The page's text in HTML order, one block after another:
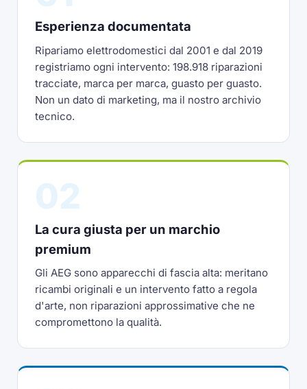
Esperienza documentata
Ripariamo elettrodomestici dal 2001 e dal 2019
registriamo ogni intervento: 198.918 riparazioni
tracciate, marca per marca, guasto per guasto.
Non un dato di marketing, ma il nostro archivio
tecnico.
La cura giusta per un marchio
premium
Gli AEG sono apparecchi di fascia alta: meritano
ricambi originali e un intervento fatto a regola
d'arte, non riparazioni approssimative che ne
compromettono la qualità.